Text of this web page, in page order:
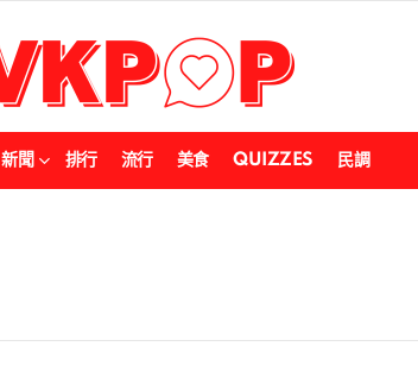
新聞 排行 流行 美食 QUIZZES 民調